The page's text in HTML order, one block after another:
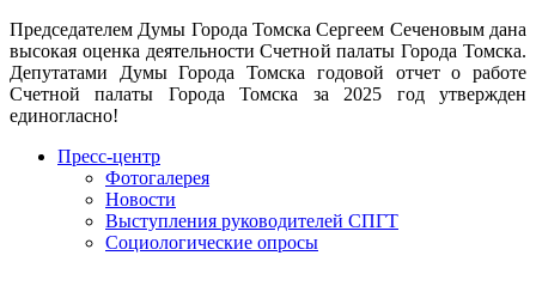
Председателем Думы Города Томска Сергеем Сеченовым дана
высокая оценка деятельности Счетной палаты Города Томска.
Депутатами Думы Города Томска годовой отчет о работе
Счетной палаты Города Томска за 2025 год утвержден
единогласно!
Пресс-центр
Фотогалерея
Новости
Выступления руководителей СПГТ
Социологические опросы